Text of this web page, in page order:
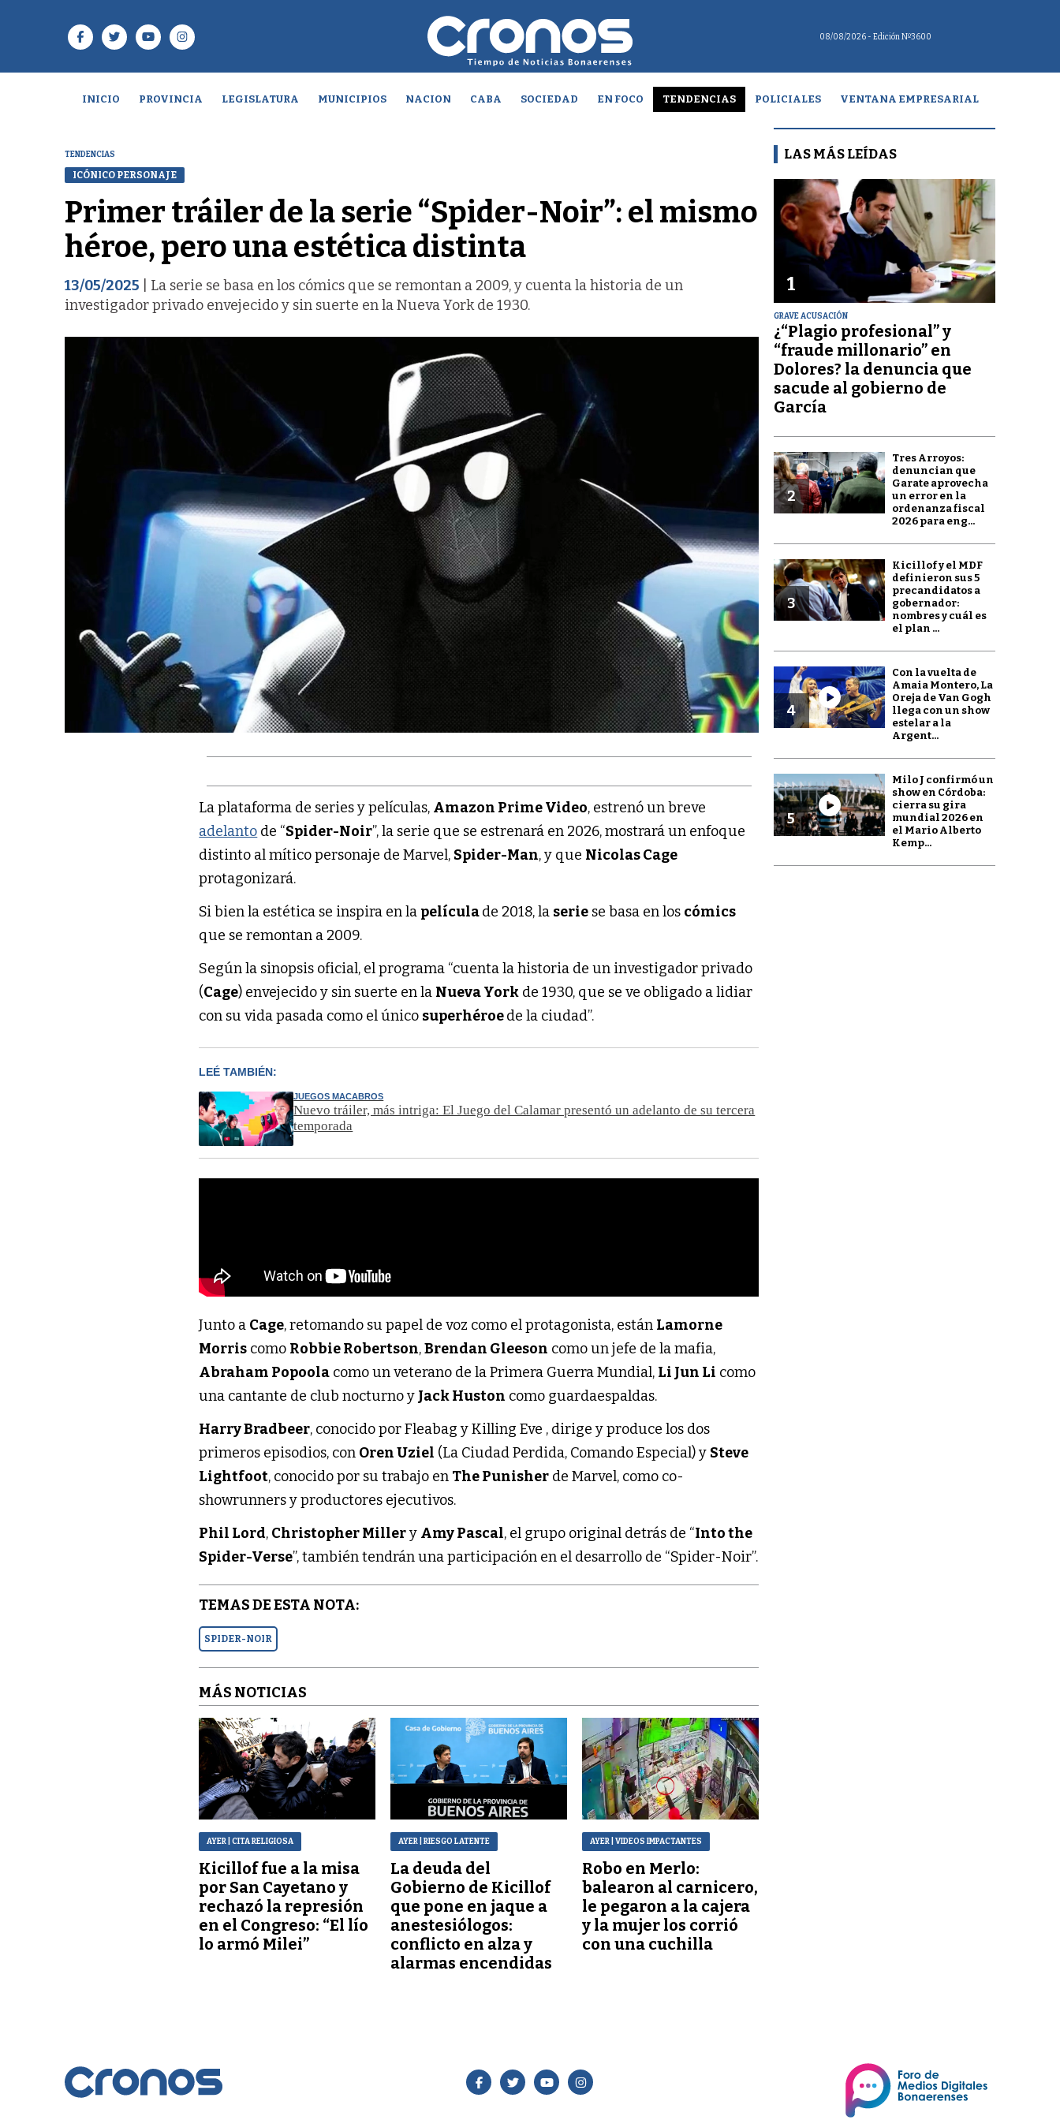
08/08/2026 - Edición Nº3600
INICIO PROVINCIA LEGISLATURA MUNICIPIOS NACION CABA SOCIEDAD EN FOCO TENDENCIAS POLICIALES VENTANA EMPRESARIAL
TENDENCIAS
ICÓNICO PERSONAJE
Primer tráiler de la serie “Spider-Noir”: el mismo
héroe, pero una estética distinta
13/05/2025 | La serie se basa en los cómics que se remontan a 2009, y cuenta la historia de un
investigador privado envejecido y sin suerte en la Nueva York de 1930.
La plataforma de series y películas, Amazon Prime Video, estrenó un breve
adelanto de “Spider-Noir”, la serie que se estrenará en 2026, mostrará un enfoque
distinto al mítico personaje de Marvel, Spider-Man, y que Nicolas Cage
protagonizará.
Si bien la estética se inspira en la películade 2018, la serie se basa en los cómics
que se remontan a 2009.
Según la sinopsis oficial, el programa “cuenta la historia de un investigador privado
(Cage) envejecido y sin suerte en la Nueva York de 1930, que se ve obligado a lidiar
con su vida pasada como el único superhéroede la ciudad”.
LEÉ TAMBIÉN:
JUEGOS MACABROS
Nuevo tráiler, más intriga: El Juego del Calamar presentó un adelanto de su tercera
temporada
Junto a Cage, retomando su papel de voz como el protagonista, están Lamorne
Morris como Robbie Robertson,Brendan Gleeson como un jefe de la mafia,
Abraham Popoola como un veterano de la Primera Guerra Mundial, Li Jun Li como
una cantante de club nocturno y Jack Huston como guardaespaldas.
Harry Bradbeer, conocido por Fleabag y Killing Eve , dirige y produce los dos
primeros episodios, con Oren Uziel (La Ciudad Perdida, Comando Especial) y Steve
Lightfoot, conocido por su trabajo en The Punisher de Marvel, como co-
showrunners y productores ejecutivos.
Phil Lord, Christopher Millery Amy Pascal, el grupo original detrás de “Into the
Spider-Verse”, también tendrán una participación en el desarrollo de “Spider-Noir”.
TEMAS DE ESTA NOTA:
SPIDER-NOIR
MÁS NOTICIAS
AYER | CITA RELIGIOSA
Kicillof fue a la misa
por San Cayetano y
rechazó la represión
en el Congreso: “El lío
lo armó Milei”
AYER | RIESGO LATENTE
La deuda del
Gobierno de Kicillof
que pone en jaque a
anestesiólogos:
conflicto en alza y
alarmas encendidas
AYER | VIDEOS IMPACTANTES
Robo en Merlo:
balearon al carnicero,
le pegaron a la cajera
y la mujer los corrió
con una cuchilla
LAS MÁS LEÍDAS
1
GRAVE ACUSACIÓN
¿“Plagio profesional” y
“fraude millonario” en
Dolores? la denuncia que
sacude al gobierno de
García
2
Tres Arroyos:
denuncian que
Garate aprovecha
un error en la
ordenanza fiscal
2026 para eng...
3
Kicillof y el MDF
definieron sus 5
precandidatos a
gobernador:
nombres y cuál es
el plan ...
4
Con la vuelta de
Amaia Montero, La
Oreja de Van Gogh
llega con un show
estelar a la
Argent...
5
Milo J confirmó un
show en Córdoba:
cierra su gira
mundial 2026 en
el Mario Alberto
Kemp...